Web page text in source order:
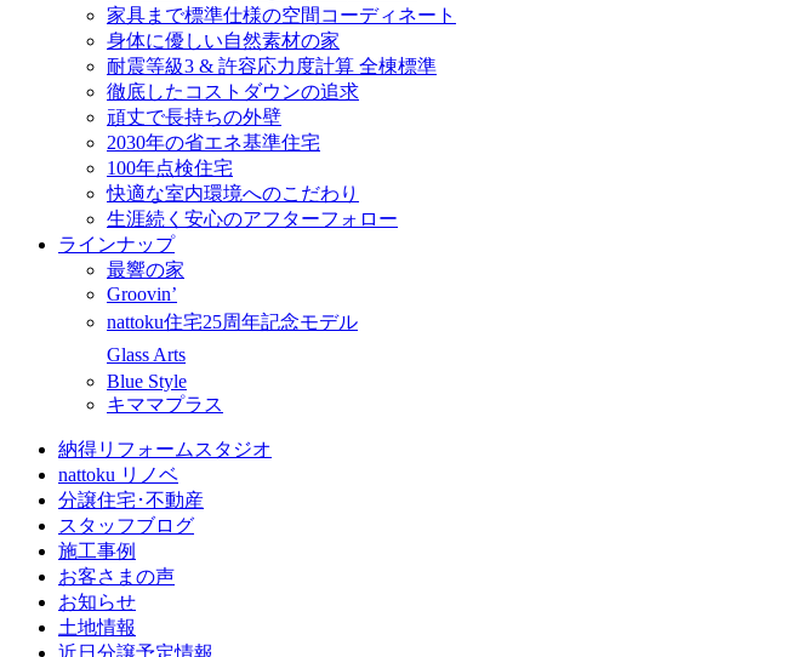
家具まで標準仕様の空間コーディネート
身体に優しい自然素材の家
耐震等級3 & 許容応力度計算 全棟標準
徹底したコストダウンの追求
頑丈で長持ちの外壁
2030年の省エネ基準住宅
100年点検住宅
快適な室内環境へのこだわり
生涯続く安心のアフターフォロー
ラインナップ
最響の家
Groovin’
nattoku住宅25周年記念モデル
Glass Arts
Blue Style
キママプラス
納得リフォームスタジオ
nattoku リノベ
分譲住宅･不動産
スタッフブログ
施工事例
お客さまの声
お知らせ
土地情報
近日分譲予定情報